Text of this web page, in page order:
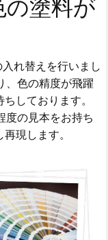
塗料が
れ替えを行いまし
、色の精度が飛躍
しております。
度の見本をお持ち
現します。